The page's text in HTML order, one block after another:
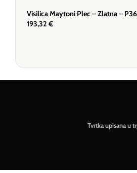
Visilica Maytoni Plec – Zlatna –
193,32 €
Tvrtka upisana u